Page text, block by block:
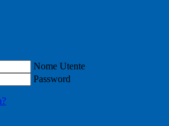
Nome Utente
Password